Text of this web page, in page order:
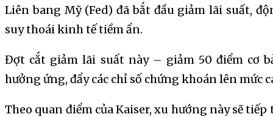
Liên bang Mỹ (Fed) đã bắt đầu giảm lãi suất,
suy thoái kinh tế tiềm ẩn.
Đợt cắt giảm lãi suất này – giảm 50 điểm cơ
hưởng ứng, đẩy các chỉ số chứng khoán lên mức
Theo quan điểm của Kaiser, xu hướng này sẽ